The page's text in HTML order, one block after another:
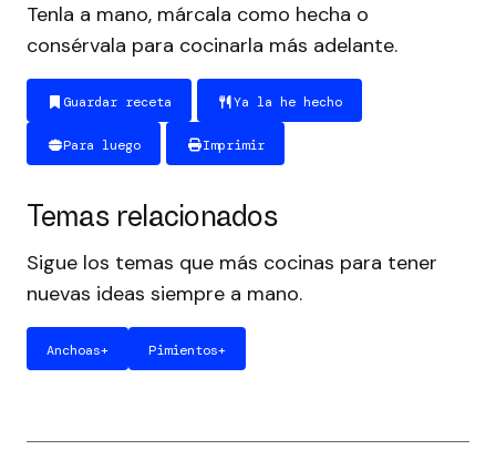
Tenla a mano, márcala como hecha o
consérvala para cocinarla más adelante.
Guardar receta Ya la he hecho
Para luego Imprimir
Temas relacionados
Sigue los temas que más cocinas para tener
nuevas ideas siempre a mano.
Anchoas+ Pimientos+